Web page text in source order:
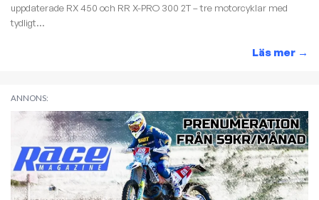
uppdaterade RX 450 och RR X-PRO 300 2T – tre motorcyklar med
tydligt...
Läs mer →
ANNONS: